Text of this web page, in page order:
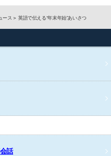
ース 英語で伝える“年末年始”あいさつ
話